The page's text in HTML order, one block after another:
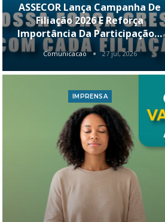
ASSECOR Lança Campanha De
Filiação 2026 E Reforça
Importância Da Participação…
Comunicacao 27 jul, 2026
IMPRENSA